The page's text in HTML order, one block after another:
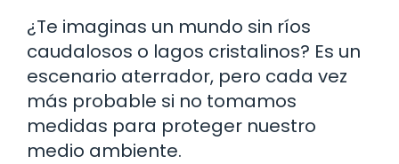
¿Te imaginas un mundo sin ríos
caudalosos o lagos cristalinos? Es un
escenario aterrador, pero cada vez
más probable si no tomamos
medidas para proteger nuestro
medio ambiente.